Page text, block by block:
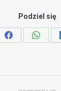
Podziel się
Share
Share